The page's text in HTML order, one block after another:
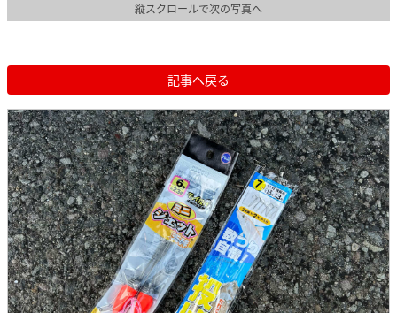
縦スクロールで次の写真へ
記事へ戻る